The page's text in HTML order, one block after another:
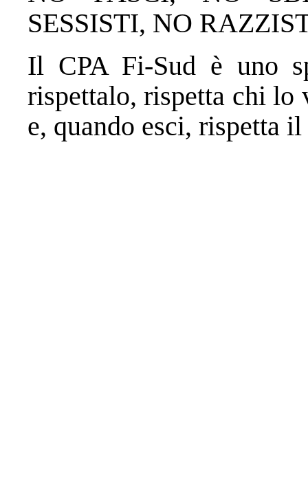
SESSISTI, NO
Il CPA Fi-Sud è uno
rispettalo, rispetta chi lo
e, quando esci, rispetta